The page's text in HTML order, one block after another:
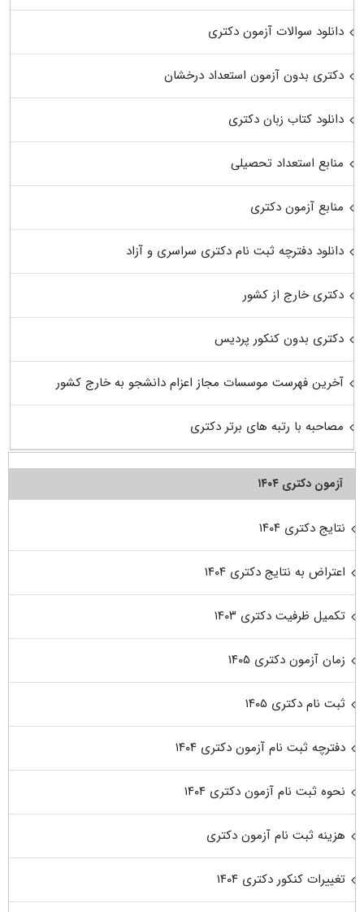
دانلود سوالات آزمون دکتری
دکتری بدون آزمون استعداد درخشان
دانلود کتاب زبان دکتری
منابع استعداد تحصیلی
منابع آزمون دکتری
دانلود دفترچه ثبت نام دکتری سراسری و آزاد
دکتری خارج از کشور
دکتری بدون کنکور پردیس
آخرین فهرست موسسات مجاز اعزام دانشجو به خارج کشور
مصاحبه با رتبه های برتر دکتری
آزمون دکتری ۱۴۰۴
نتایج دکتری ۱۴۰۴
اعتراض به نتایج دکتری ۱۴۰۴
تکمیل ظرفیت دکتری ۱۴۰۳
زمان آزمون دکتری ۱۴۰۵
ثبت نام دکتری ۱۴۰۵
دفترچه ثبت نام آزمون دکتری ۱۴۰۴
نحوه ثبت نام آزمون دکتری ۱۴۰۴
هزینه ثبت نام آزمون دکتری
تغییرات کنکور دکتری ۱۴۰۴